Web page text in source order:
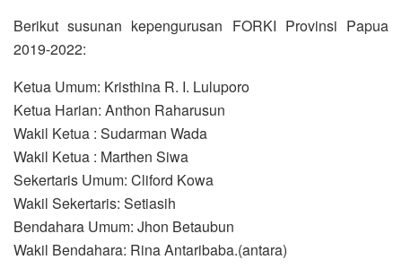
Berikut susunan kepengurusan FORKI Provinsi Papua
2019-2022:
Ketua Umum: Kristhina R. I. Luluporo
Ketua Harian: Anthon Raharusun
Wakil Ketua : Sudarman Wada
Wakil Ketua : Marthen Siwa
Sekertaris Umum: Cliford Kowa
Wakil Sekertaris: Setiasih
Bendahara Umum: Jhon Betaubun
Wakil Bendahara: Rina Antaribaba.(antara)